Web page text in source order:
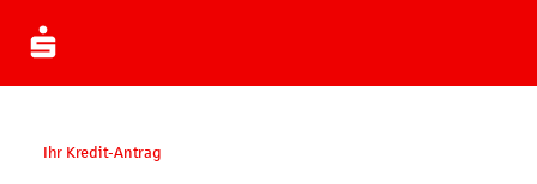
Ihr Kredit-Antrag